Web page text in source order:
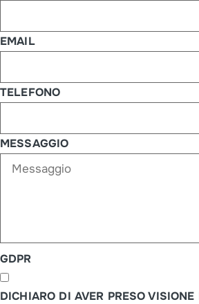
EMAIL
TELEFONO
MESSAGGIO
GDPR
DICHIARO DI AVER PRESO VISIONE